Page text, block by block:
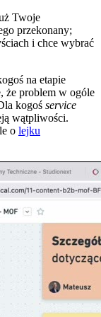
Twoje
przekonany;
i chce wybrać
na etapie
że problem w ogóle
kogoś service
wątpliwości.
o lejku